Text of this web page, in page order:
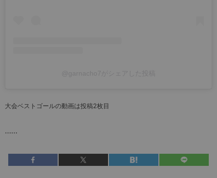
大会ベストゴールの動画は投稿2枚目
……